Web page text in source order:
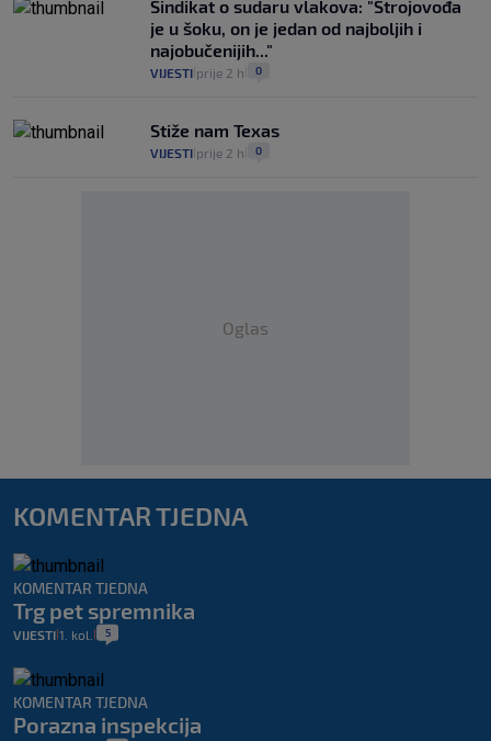
Sindikat o sudaru vlakova: "Strojovođa
je u šoku, on je jedan od najboljih i
najobučenijih..."
VIJESTI prije 2 h 0
Stiže nam Texas
VIJESTI prije 2 h 0
Oglas
KOMENTAR TJEDNA
KOMENTAR TJEDNA
Trg pet spremnika
VIJESTI 1. kol. 5
KOMENTAR TJEDNA
Porazna inspekcija